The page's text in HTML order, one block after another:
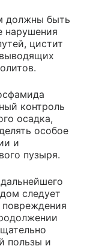
должны быть
нарушения
цистит
контроль
осадка,
особое
и
пузыря.
следует
пользы и